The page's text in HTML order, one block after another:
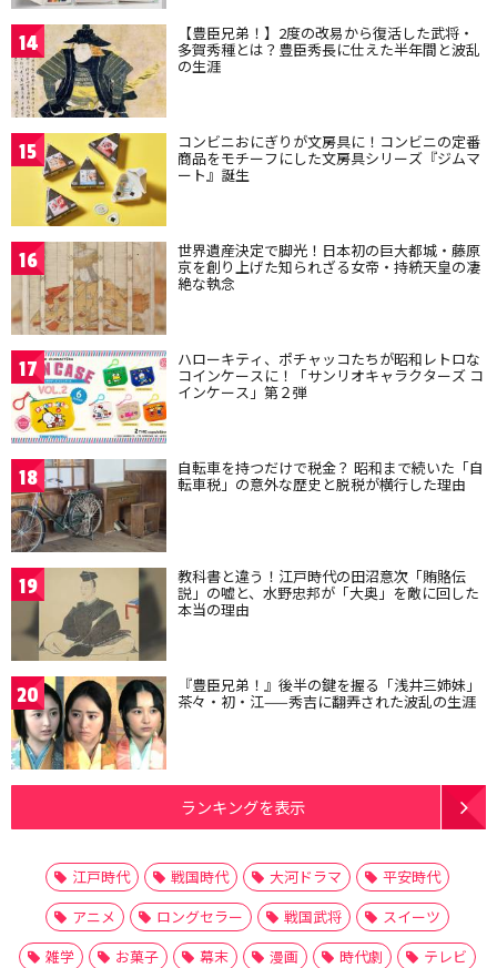
14 【豊臣兄弟！】2度の改易から復活した武将・
多賀秀種とは？豊臣秀長に仕えた半年間と波乱
の生涯
15 コンビニおにぎりが文房具に！コンビニの定番
商品をモチーフにした文房具シリーズ『ジムマ
ート』誕生
16 世界遺産決定で脚光！日本初の巨大都城・藤原
京を創り上げた知られざる女帝・持統天皇の凄
絶な執念
17 ハローキティ、ポチャッコたちが昭和レトロな
コインケースに！「サンリオキャラクターズ コ
インケース」第２弾
18 自転車を持つだけで税金？ 昭和まで続いた「自
転車税」の意外な歴史と脱税が横行した理由
19 教科書と違う！江戸時代の田沼意次「賄賂伝
説」の嘘と、水野忠邦が「大奥」を敵に回した
本当の理由
20 『豊臣兄弟！』後半の鍵を握る「浅井三姉妹」
茶々・初・江——秀吉に翻弄された波乱の生涯
ランキングを表示
江戸時代 戦国時代 大河ドラマ
平安時代
アニメ
ロングセラー 戦国武将
スイーツ
雑学
お菓子 幕末 漫画 時代劇
テレビ